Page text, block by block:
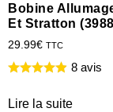
Bobine
Et Stratton
29.99€ TTC
8 avis
Lire la suite